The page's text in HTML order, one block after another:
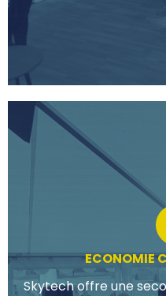
ECONOMIE
Skytech offre une